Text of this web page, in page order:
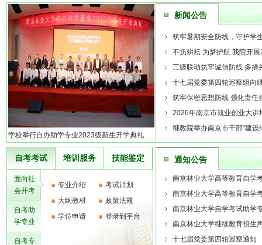
学校举行自办助学专业2023级新生开学典礼
1
2
新闻公告
筑牢暑期安全防线，守护
不负耕耘 为梦护航 我院开
三级联动筑牢诚信防线 多
十七届党委第四轮巡察组向
筑牢保密思想防线 强化责
2026年南京市就业创业大讲
继教院举办南京市干部“建
自考考试 培训服务 技能鉴定
面向社
会开考
自考助
学专业
自考专
专业介绍
考试计划
大纲教材
政策法规
学位申请
登录到平台
通知公告
南京林业大学高等教育自学
南京林业大学高等教育自学
南京林业大学自学考试助学
南京林业大学继续教育招生
十七届党委第四轮巡察通知